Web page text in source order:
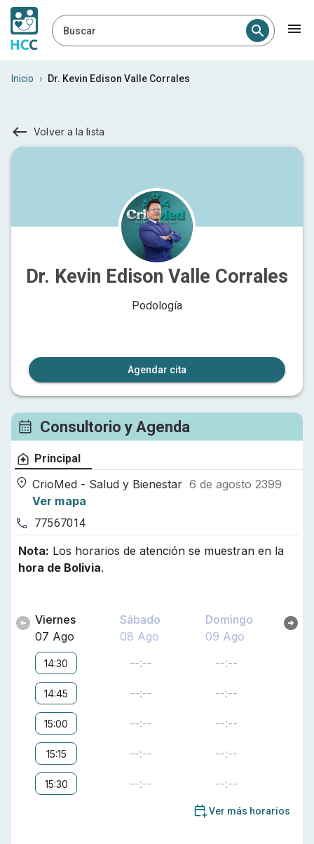
Buscar
Inicio › Dr. Kevin Edison Valle Corrales
Volver a la lista
Dr. Kevin Edison Valle Corrales
Podología
Agendar cita
Consultorio y Agenda
Principal
CrioMed - Salud y Bienestar 6 de agosto 2399
Ver mapa
77567014
Nota: Los horarios de atención se muestran en la
hora de Bolivia.
Viernes
07 Ago
14:30
14:45
15:00
15:15
15:30
Sábado
08 Ago
--:--
--:--
--:--
--:--
--:--
Domingo
09 Ago
--:--
--:--
--:--
--:--
--:--
Ver más horarios